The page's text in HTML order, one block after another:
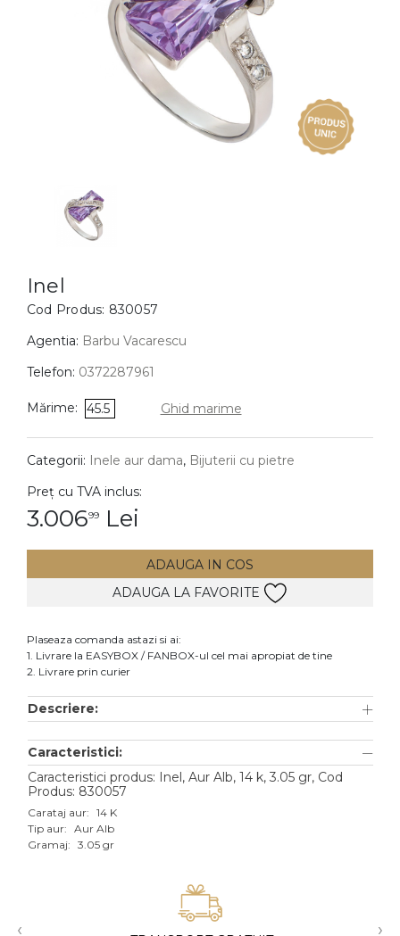
BIJUTERII COPII
Cercei
Bratari
Coliere
Lanturi
Pandantive
DIAMANTE Vezi toate
Cercei
Accesorii
Aur alb
Aur roz
Aur mixt
18K
Inel
Cod Produs: 830057
Agentia: Barbu Vacarescu
Telefon: 0372287961
Mărime: 45.5 Ghid marime
Categorii: Inele aur dama, Bijuterii cu pietre
Preț cu TVA inclus:
3.00699 Lei
ADAUGA IN COS
ADAUGA LA FAVORITE
Plaseaza comanda astazi si ai:
1. Livrare la EASYBOX / FANBOX-ul cel mai apropiat de tine
2. Livrare prin curier
Descriere:
Caracteristici:
Caracteristici produs: Inel, Aur Alb, 14 k, 3.05 gr, Cod
Produs: 830057
Carataj aur: 14 K
Tip aur: Aur Alb
Gramaj: 3.05 gr
‹ ›